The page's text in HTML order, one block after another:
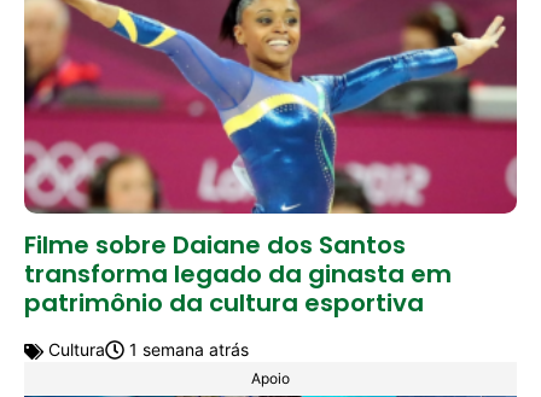
Filme sobre Daiane dos Santos
transforma legado da ginasta em
patrimônio da cultura esportiva
Cultura 1 semana atrás
Apoio